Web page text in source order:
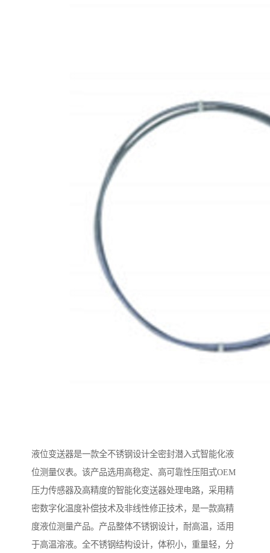
液位变送器是一款全不锈钢设计全密封潜入式智能化液
位测量仪表。该产品选用高稳定、高可靠性压阻式OEM
压力传感器及高精度的智能化变送器处理电路，采用精
密数字化温度补偿技术及非线性修正技术，是一款高精
度液位测量产品。产品整体不锈钢设计，耐高温，适用
于高温溶液。全不锈钢结构设计，体积小，重量轻，分